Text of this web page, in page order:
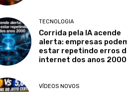
TECNOLOGIA
Corrida pela IA acende
alerta: empresas
estar repetindo erros
internet dos anos 2000
VÍDEOS NOVOS